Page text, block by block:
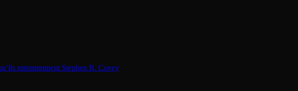
en­tre­prennent Stephen R. Covey